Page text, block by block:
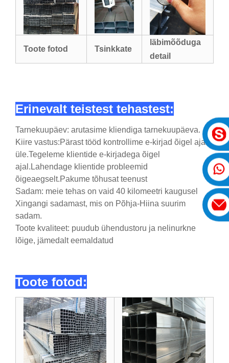
Toote fotod Tsinkkate
läbimõõduga
detail
Erinevalt teistest tehastest:
Tarnekuupäev: arutasime kliendiga tarnekuupäeva.
Kiire vastus:Pärast tööd kontrollime e-kirjad õigel ajal
üle.Tegeleme klientide e-kirjadega õigel
ajal.Lahendage klientide probleemid
õigeaegselt.Pakume tõhusat teenust
Sadam: meie tehas on vaid 40 kilomeetri kaugusel
Xingangi sadamast, mis on Põhja-Hiina suurim
sadam.
Toote kvaliteet: puudub ühendustoru ja nelinurkne
lõige, jämedalt eemaldatud
Toote fotod: